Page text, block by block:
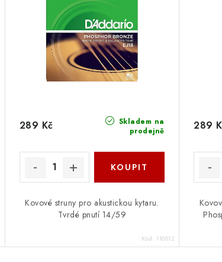
Skladem na
prodejně
289 Kč
Kovové struny pro akustickou kytaru.
Tvrdé pnutí 14/59
Kód: 110012
289